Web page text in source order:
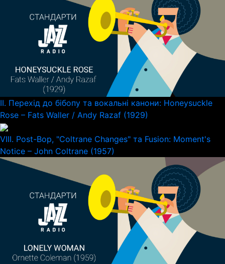
II. Перехід до бібопу та вокальні канони: Honeysuckle
Rose – Fats Waller / Andy Razaf (1929)
VIII. Post-Bop, "Coltrane Changes" та Fusion: Moment's
Notice – John Coltrane (1957)